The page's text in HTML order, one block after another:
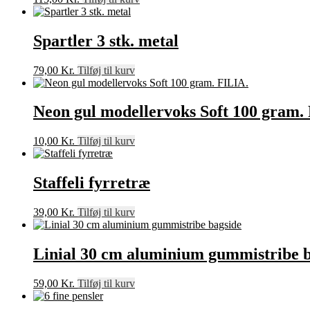
Spartler 3 stk. metal
79,00 Kr. Tilføj til kurv
Neon gul modellervoks Soft 100
10,00 Kr. Tilføj til kurv
Staffeli fyrretræ
39,00 Kr. Tilføj til kurv
Linial 30 cm aluminium gummistribe
59,00 Kr. Tilføj til kurv